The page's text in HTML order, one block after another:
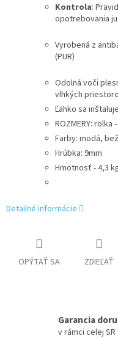
Kontrola:
opotrebovania
Vyrobená z
(PUR)
Odolná voči
vlhkých
Ľahko sa
ROZMERY: rolka
Farby: modá,
Hrúbka: 9mm
Hmotnosť - 4,3
Detailné informácie
OPÝTAŤ SA ZDIEĽAŤ
Garancia
v rámci celej SR